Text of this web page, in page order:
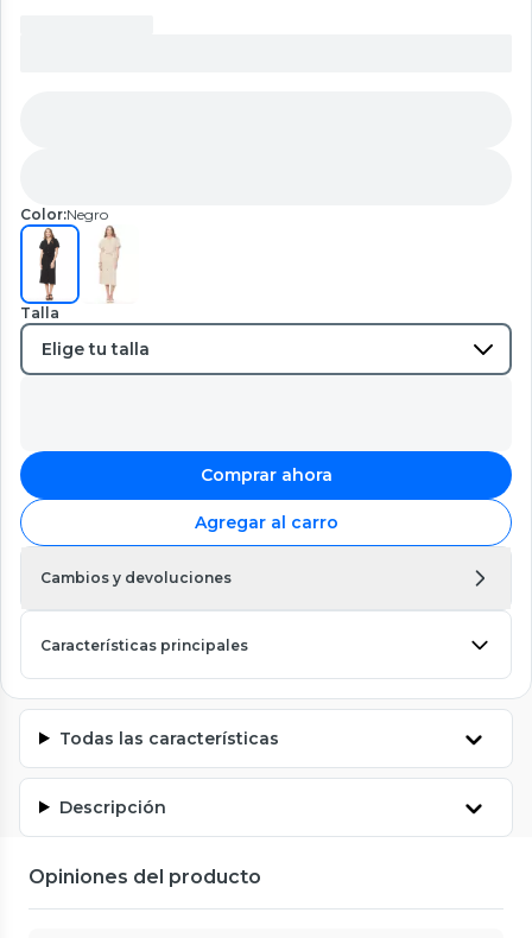
Color:Negro
Talla
Comprar ahora
Agregar al carro
Cambios y devoluciones
Características principales
Todas las características
Descripción
Opiniones del producto